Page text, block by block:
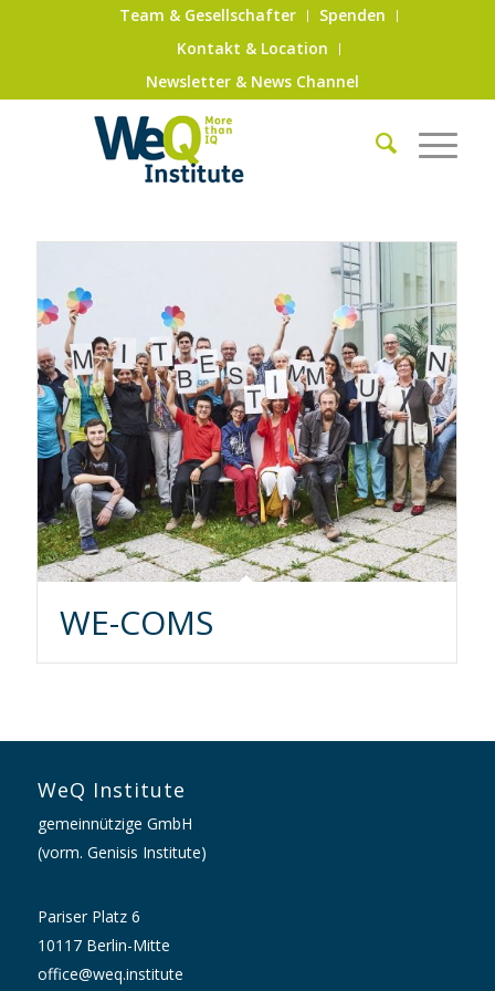
Team & Gesellschafter
Spenden
Kontakt & Location
Newsletter & News Channel
WE-COMS
WeQ Institute
gemeinnützige GmbH
(vorm. Genisis Institute)
Pariser Platz 6
10117 Berlin-Mitte
office@weq.institute